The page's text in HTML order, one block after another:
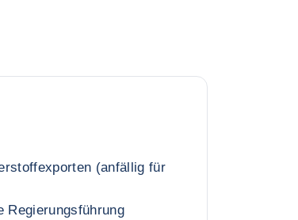
(anfällig für
Regierungsführung